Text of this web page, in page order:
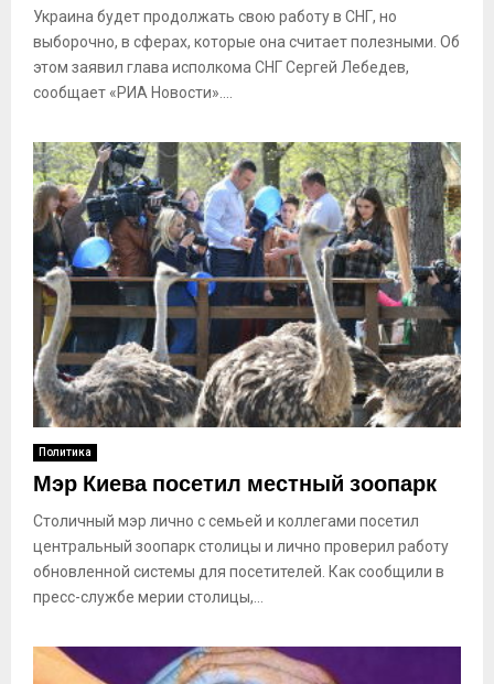
Украина будет продолжать свою работу в СНГ, но
выборочно, в сферах, которые она считает полезными. Об
этом заявил глава исполкома СНГ Сергей Лебедев,
сообщает «РИА Новости»....
Политика
Мэр Киева посетил местный зоопарк
Столичный мэр лично с семьей и коллегами посетил
центральный зоопарк столицы и лично проверил работу
обновленной системы для посетителей. Как сообщили в
пресс-службе мерии столицы,...